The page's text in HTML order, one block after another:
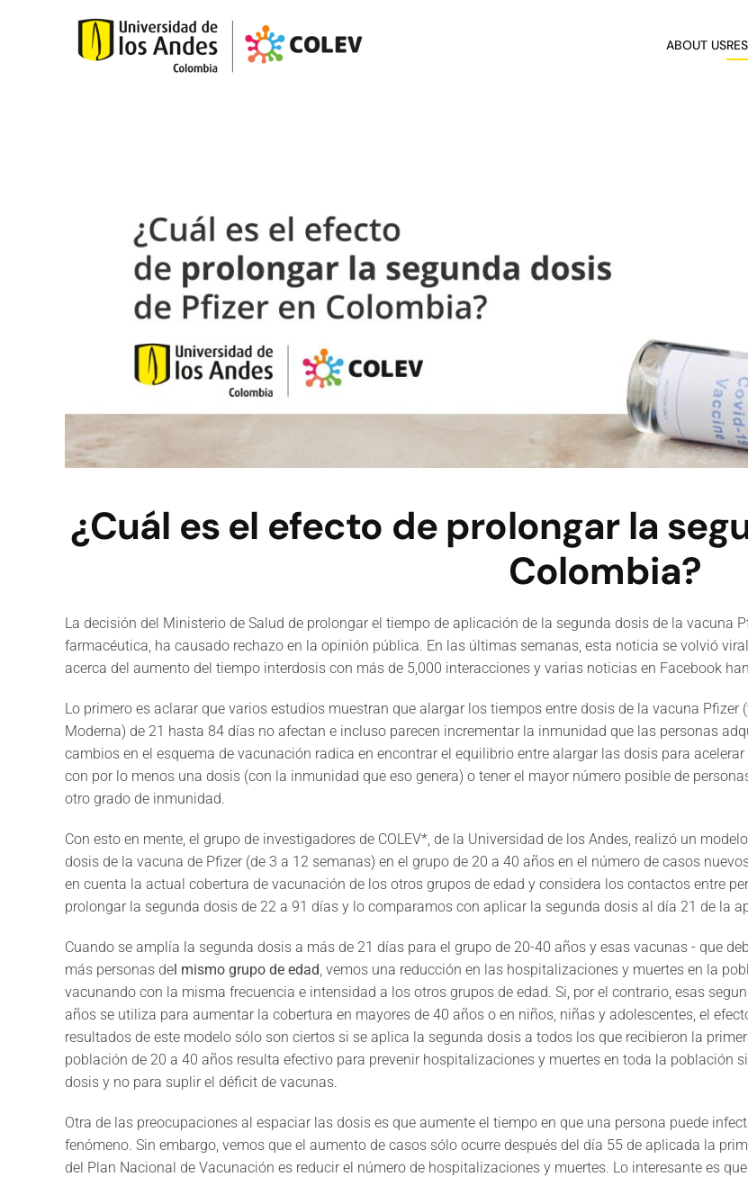
Skip to main content ABOUT US
¿Cuál es el efecto de prolongar la
Colombia?
La decisión del Ministerio de Salud de prolongar el tiempo de aplicación de la segunda dosis de la vacuna
farmacéutica, ha causado rechazo en la opinión pública. En las últimas semanas, esta noticia se volvió
acerca del aumento del tiempo interdosis con más de 5,000 interacciones y varias noticias en Facebook
Lo primero es aclarar que varios estudios muestran que alargar los tiempos entre dosis de la vacuna
Moderna) de 21 hasta 84 días no afectan e incluso parecen incrementar la inmunidad que las personas
cambios en el esquema de vacunación radica en encontrar el equilibrio entre alargar las dosis para
con por lo menos una dosis (con la inmunidad que eso genera) o tener el mayor número posible de
otro grado de inmunidad.
Con esto en mente, el grupo de investigadores de COLEV*, de la Universidad de los Andes, realizó un
dosis de la vacuna de Pfizer (de 3 a 12 semanas) en el grupo de 20 a 40 años en el número de casos
en cuenta la actual cobertura de vacunación de los otros grupos de edad y considera los contactos entre
prolongar la segunda dosis de 22 a 91 días y lo comparamos con aplicar la segunda dosis al día 21 de la
Cuando se amplía la segunda dosis a más de 21 días para el grupo de 20-40 años y esas vacunas - que
más personas del mismo grupo de edad , vemos una reducción en las hospitalizaciones y muertes en la
vacunando con la misma frecuencia e intensidad a los otros grupos de edad. Si, por el contrario, esas
años se utiliza para aumentar la cobertura en mayores de 40 años o en niños, niñas y adolescentes, el
resultados de este modelo sólo son ciertos si se aplica la segunda dosis a todos los que recibieron la
población de 20 a 40 años resulta efectivo para prevenir hospitalizaciones y muertes en toda la población
dosis y no para suplir el déficit de vacunas.
Otra de las preocupaciones al espaciar las dosis es que aumente el tiempo en que una persona puede
fenómeno. Sin embargo, vemos que el aumento de casos sólo ocurre después del día 55 de aplicada la
del Plan Nacional de Vacunación es reducir el número de hospitalizaciones y muertes. Lo interesante es